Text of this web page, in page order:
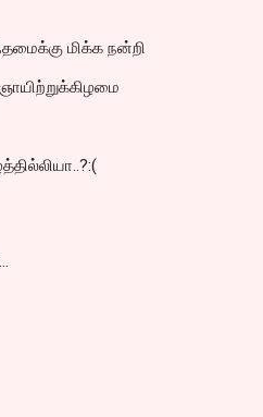
மிக்க நன்றி